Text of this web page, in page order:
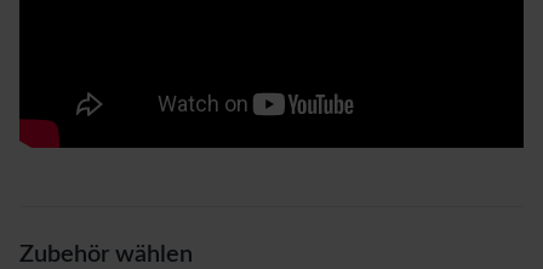
Zubehör wählen